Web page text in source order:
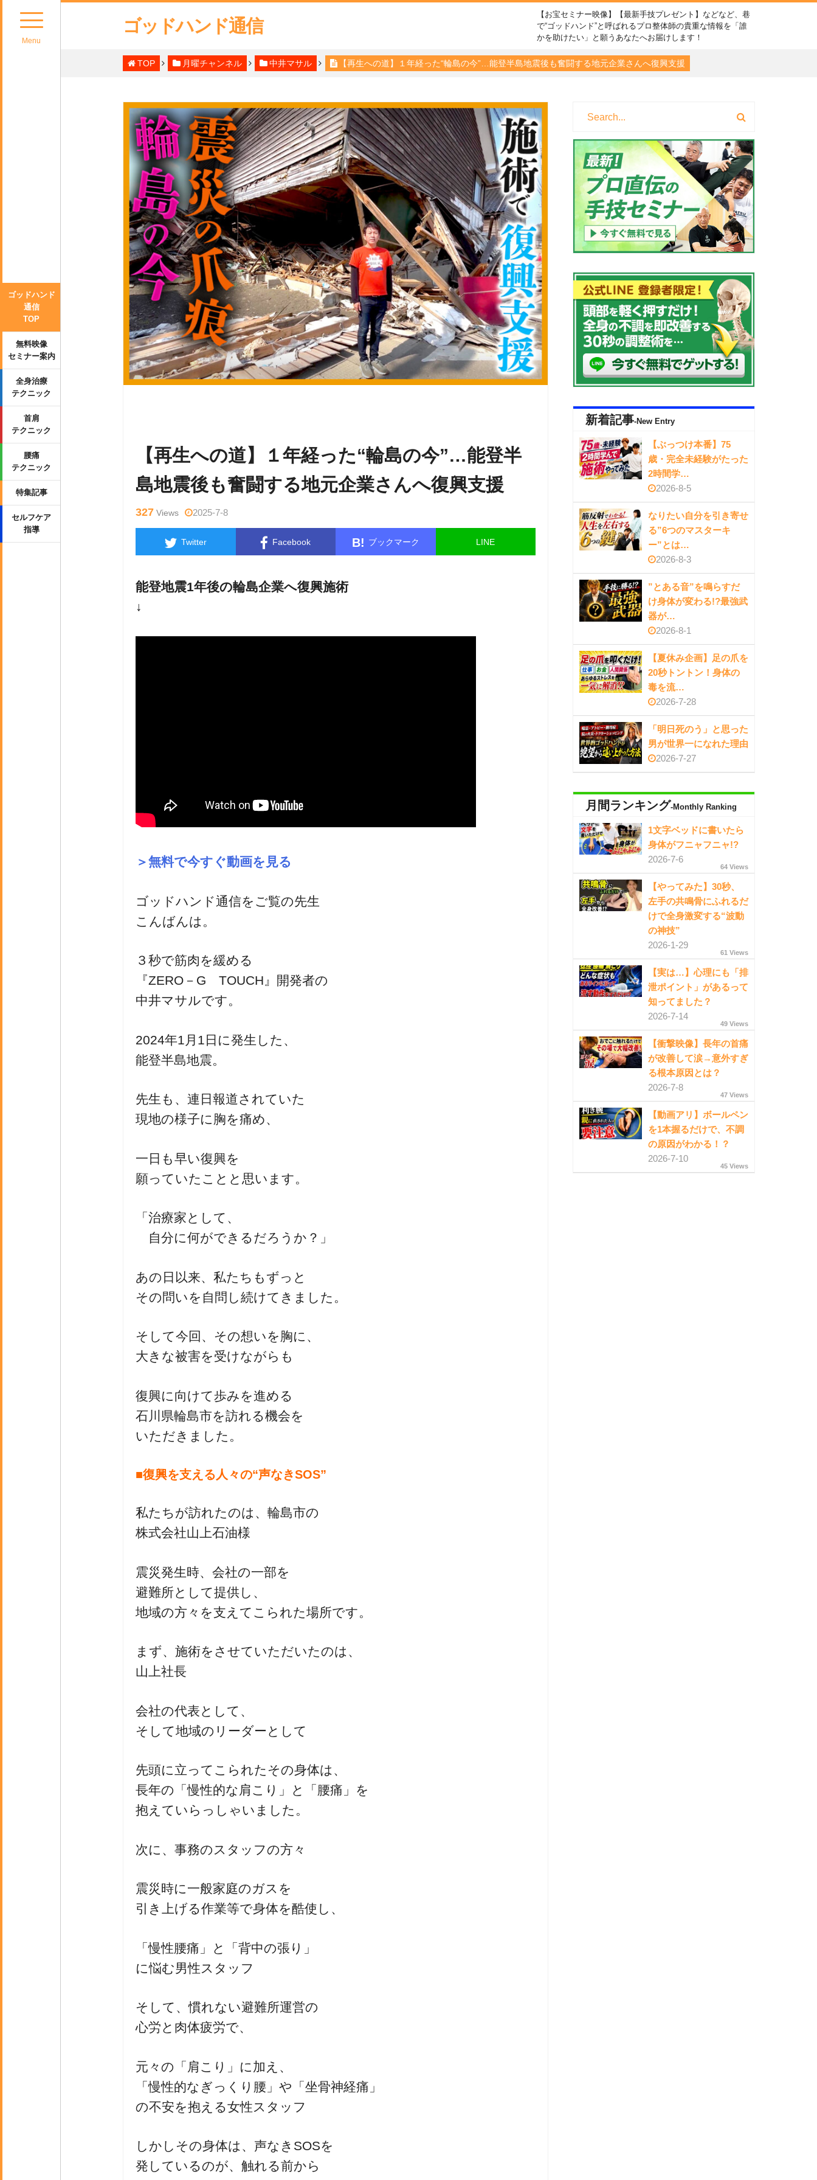
首・肩テクニック
ゴッドハンド通信とは
Menu
ゴッドハンド
通信
TOP
無料映像
セミナー案内
全身治療
テクニック
首肩
テクニック
腰痛
テクニック
特集記事
セルフケア
指導
ゴッドハンド通信
【お宝セミナー映像】【最新手技プレゼント】などなど、巷
で“ゴッドハンド”と呼ばれるプロ整体師の貴重な情報を「誰
かを助けたい」と願うあなたへお届けします！
TOP 月曜チャンネル 中井マサル 【再生への道】１年経った“輪島の今”…能登半島地震後も奮闘する地元企業さんへ復興支援
【再生への道】１年経った“輪島の今”…能登半
島地震後も奮闘する地元企業さんへ復興支援
327 Views 2025-7-8
Twitter Facebook B! ブックマーク LINE
能登地震1年後の輪島企業へ復興施術
↓
＞無料で今すぐ動画を見る
ゴッドハンド通信をご覧の先生
こんばんは。
３秒で筋肉を緩める
『ZERO－G TOUCH』開発者の
中井マサルです。
2024年1月1日に発生した、
能登半島地震。
先生も、連日報道されていた
現地の様子に胸を痛め、
一日も早い復興を
願っていたことと思います。
「治療家として、
自分に何ができるだろうか？」
あの日以来、私たちもずっと
その問いを自問し続けてきました。
そして今回、その想いを胸に、
大きな被害を受けながらも
復興に向けて歩みを進める
石川県輪島市を訪れる機会を
いただきました。
■復興を支える人々の“声なきSOS”
私たちが訪れたのは、輪島市の
株式会社山上石油様
震災発生時、会社の一部を
避難所として提供し、
地域の方々を支えてこられた場所です。
まず、施術をさせていただいたのは、
山上社長
会社の代表として、
そして地域のリーダーとして
先頭に立ってこられたその身体は、
長年の「慢性的な肩こり」と「腰痛」を
抱えていらっしゃいました。
次に、事務のスタッフの方々
震災時に一般家庭のガスを
引き上げる作業等で身体を酷使し、
「慢性腰痛」と「背中の張り」
に悩む男性スタッフ
そして、慣れない避難所運営の
心労と肉体疲労で、
元々の「肩こり」に加え、
「慢性的なぎっくり腰」や「坐骨神経痛」
の不安を抱える女性スタッフ
しかしその身体は、声なきSOSを
発しているのが、触れる前から
新着記事-New Entry
【ぶっつけ本番】75
歳・完全未経験がたった
2時間学…
2026-8-5
なりたい自分を引き寄せ
る”6つのマスターキ
ー”とは…
2026-8-3
”とある音”を鳴らすだ
け身体が変わる!?最強武
器が…
2026-8-1
【夏休み企画】足の爪を
20秒トントン！身体の
毒を流…
2026-7-28
「明日死のう」と思った
男が世界一になれた理由
2026-7-27
月間ランキング-Monthly Ranking
1文字ベッドに書いたら
身体がフニャフニャ!?
2026-7-6
64 Views
【やってみた】30秒、
左手の共鳴骨にふれるだ
けで全身激変する“波動
の神技”
2026-1-29
61 Views
【実は…】心理にも「排
泄ポイント」があるって
知ってました？
2026-7-14
49 Views
【衝撃映像】長年の首痛
が改善して涙→意外すぎ
る根本原因とは？
2026-7-8
47 Views
【動画アリ】ボールペン
を1本握るだけで、不調
の原因がわかる！？
2026-7-10
45 Views